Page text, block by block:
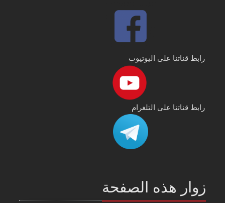
رابط قناتنا على اليوتيوب
رابط قناتنا على التلغرام
زوار هذه الصفحة